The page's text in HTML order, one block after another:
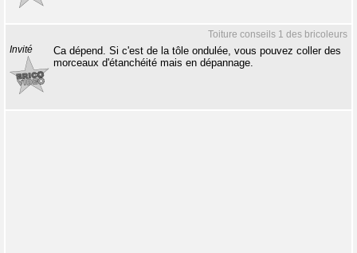
Toiture conseils 1 des bricoleurs
Invité
Ca dépend. Si c'est de la tôle ondulée, vous pouvez coller des
morceaux d'étanchéité mais en dépannage.